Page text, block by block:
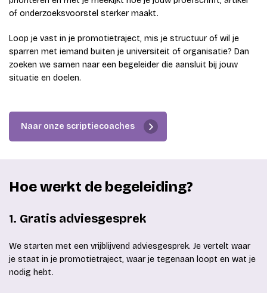
of onderzoeksvoorstel sterker maakt.
Loop je vast in je promotietraject, mis je structuur of wil je
sparren met iemand buiten je universiteit of organisatie? Dan
zoeken we samen naar een begeleider die aansluit bij jouw
situatie en doelen.
Naar onze scriptiecoaches
Hoe werkt de begeleiding?
1. Gratis adviesgesprek
We starten met een vrijblijvend adviesgesprek. Je vertelt waar
je staat in je promotietraject, waar je tegenaan loopt en wat je
nodig hebt.